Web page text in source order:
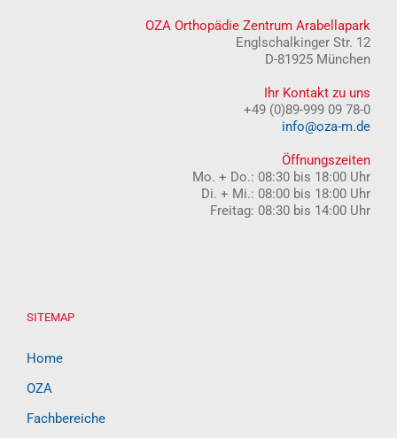
OZA Orthopädie Zentrum Arabellapark
Englschalkinger Str. 12
D-81925 München
Ihr Kontakt zu uns
+49 (0)89-999 09 78-0
info@oza-m.de
Öffnungszeiten
Mo. + Do.: 08:30 bis 18:00 Uhr
Di. + Mi.: 08:00 bis 18:00 Uhr
Freitag: 08:30 bis 14:00 Uhr
SITEMAP
Home
OZA
Fachbereiche